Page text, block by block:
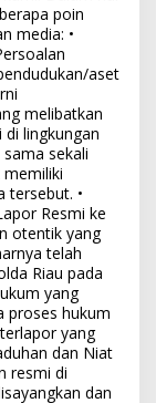
poin
media: •
aset
melibatkan
lingkungan
sekali
tersebut. •
Resmi ke
otentik yang
telah
Riau pada
yang
proses hukum
yang
dan Niat
resmi di
dan